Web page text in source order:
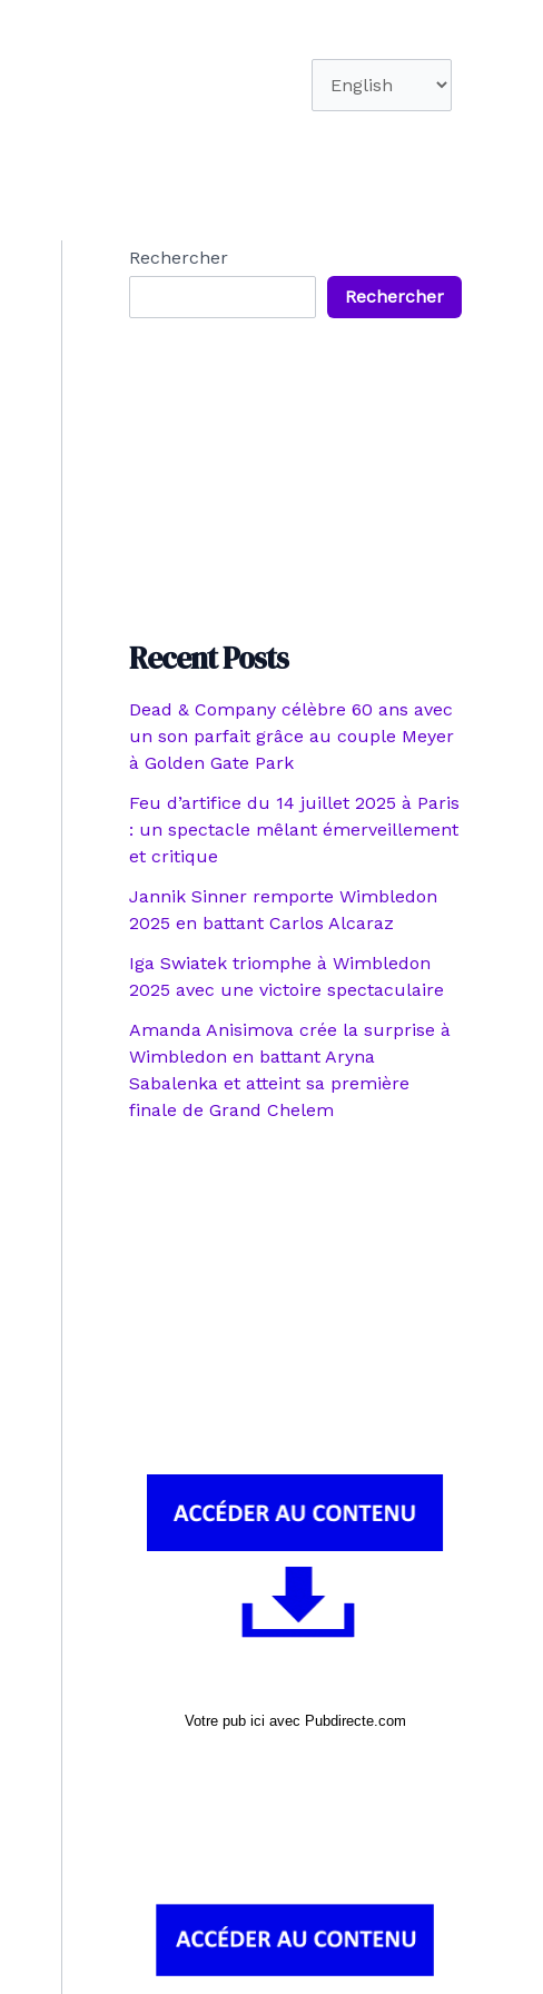
Rechercher
Rechercher
Recent Posts
Dead & Company célèbre 60 ans avec
un son parfait grâce au couple Meyer
à Golden Gate Park
Feu d’artifice du 14 juillet 2025 à Paris
: un spectacle mêlant émerveillement
et critique
Jannik Sinner remporte Wimbledon
2025 en battant Carlos Alcaraz
Iga Swiatek triomphe à Wimbledon
2025 avec une victoire spectaculaire
Amanda Anisimova crée la surprise à
Wimbledon en battant Aryna
Sabalenka et atteint sa première
finale de Grand Chelem
Votre pub ici avec Pubdirecte.com